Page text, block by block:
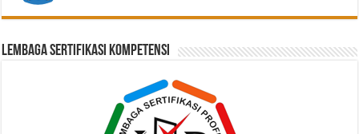
Lembaga Sertifikasi Kompetensi